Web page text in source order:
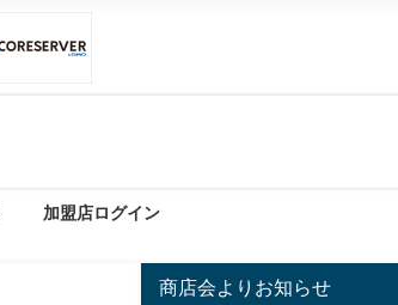
加盟店ログイン
商店会よりお知らせ